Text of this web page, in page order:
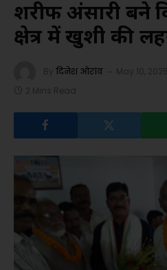
शरीफ अंसारी बने
क्षेत्र में खुशी की
By दिनेश ओरांव May 10, 2025
2 Mins Read